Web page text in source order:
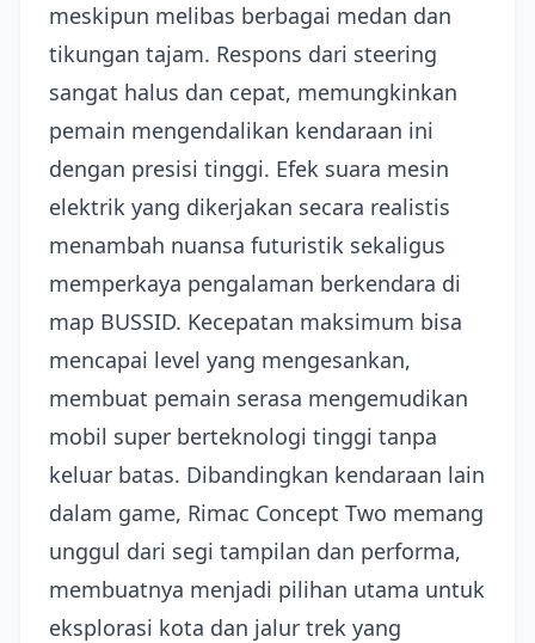
meskipun melibas berbagai medan dan
tikungan tajam. Respons dari steering
sangat halus dan cepat, memungkinkan
pemain mengendalikan kendaraan ini
dengan presisi tinggi. Efek suara mesin
elektrik yang dikerjakan secara realistis
menambah nuansa futuristik sekaligus
memperkaya pengalaman berkendara di
map BUSSID. Kecepatan maksimum bisa
mencapai level yang mengesankan,
membuat pemain serasa mengemudikan
mobil super berteknologi tinggi tanpa
keluar batas. Dibandingkan kendaraan lain
dalam game, Rimac Concept Two memang
unggul dari segi tampilan dan performa,
membuatnya menjadi pilihan utama untuk
eksplorasi kota dan jalur trek yang